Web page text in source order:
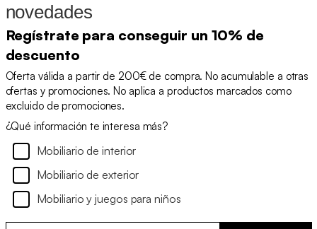
novedades
Regístrate para conseguir un 10% de
descuento
Oferta válida a partir de 200€ de compra. No acumulable a otras
ofertas y promociones. No aplica a productos marcados como
excluido de promociones.
¿Qué información te interesa más?
Mobiliario de interior
Mobiliario de exterior
Mobiliario y juegos para niños